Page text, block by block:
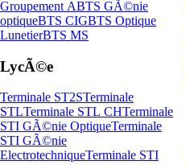
Groupement ABTS GÃ©nie
optiqueBTS CIGBTS Optique
LunetierBTS MS
LycÃ©e
Terminale ST2STerminale
STLTerminale STL CHTerminale
STI GÃ©nie OptiqueTerminale
STI GÃ©nie
ElectrotechniqueTerminale STI